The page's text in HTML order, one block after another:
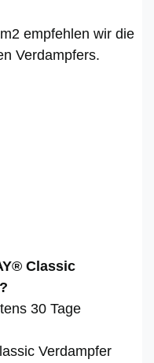
empfehlen wir die
Verdampfers.
Classic
30 Tage
Verdampfer